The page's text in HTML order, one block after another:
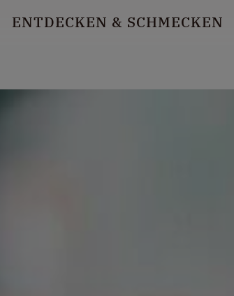
ENTDECKEN & SCHMECKEN